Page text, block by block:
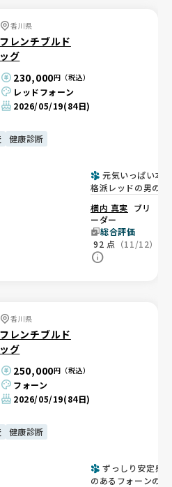
香川県
フレンチブルド
ッグ
230,000円（税込）
レッドフォーン
2026/05/19(84日)
健康診断
元気いっぱい本
格派レッドの男の子
横内 真実 ブリ
ーダー
総合評価
92 点 （11/12）
香川県
フレンチブルド
ッグ
250,000円（税込）
フォーン
2026/05/19(84日)
健康診断
ずっしり安定感
のあるフォーンの女